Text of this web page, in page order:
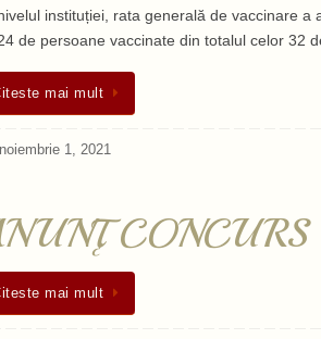
instituției, rata generală de vaccinare
de persoane vaccinate din totalul celor 32
mai mult
noiembrie 1, 2021
CONCURS
mai mult